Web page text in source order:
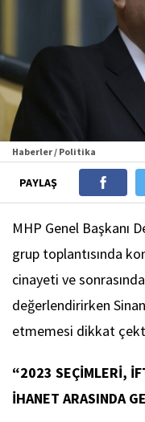
Haberler / Politika
PAYLAŞ
MHP Genel Başkanı
grup toplantısında
cinayeti ve
değerlendirirken
etmemesi dikkat
“2023 SEÇİMLERİ,
İHANET ARASINDA